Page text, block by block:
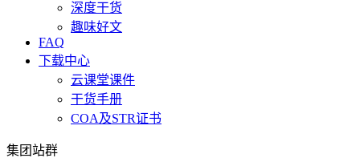
深度干货
趣味好文
FAQ
下载中心
云课堂课件
干货手册
COA及STR证书
集团站群